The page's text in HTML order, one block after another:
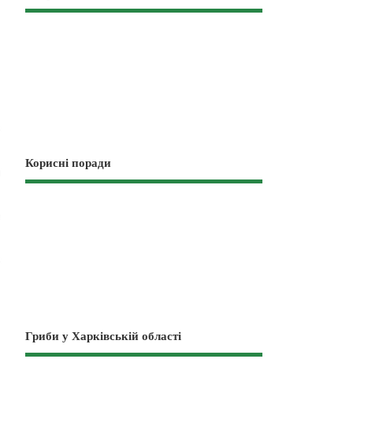
Корисні поради
Гриби у Харківській області